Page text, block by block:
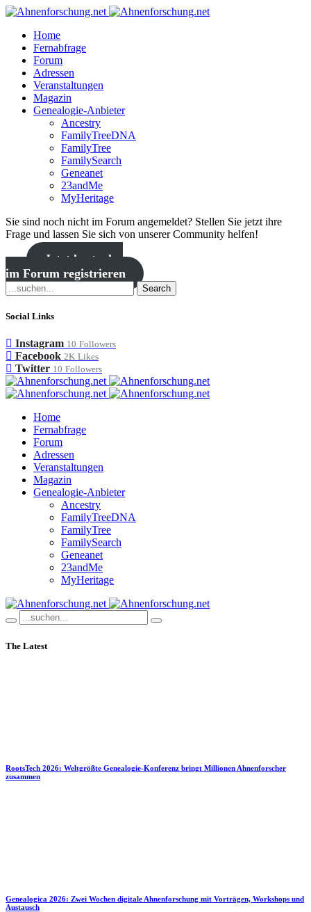
Home
Fernabfrage
Forum
Adressen
Veranstaltungen
Magazin
Genealogie-Anbieter
Ancestry
FamilyTreeDNA
FamilyTree
FamilySearch
Geneanet
23andMe
MyHeritage
Sie sind noch nicht im Forum angemeldet? Stellen Sie jetzt ihre
Frage und lassen Sie sich von unserer Community helfen!
Jetzt kostenlos
im Forum registrieren
Search
Social Links
Instagram 10 Followers
Facebook 2K Likes
Twitter 10 Followers
Home
Fernabfrage
Forum
Adressen
Veranstaltungen
Magazin
Genealogie-Anbieter
Ancestry
FamilyTreeDNA
FamilyTree
FamilySearch
Geneanet
23andMe
MyHeritage
The Latest
RootsTech 2026: Weltgrößte Genealogie-Konferenz bringt Millionen Ahnenforscher
zusammen
Genealogica 2026: Zwei Wochen digitale Ahnenforschung mit Vorträgen, Workshops und
Austausch